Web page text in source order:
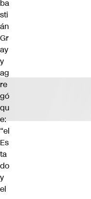
ba
sti
án
Gr
ay
y
ag
re
gó
qu
e:
“el
Es
ta
do
y
el